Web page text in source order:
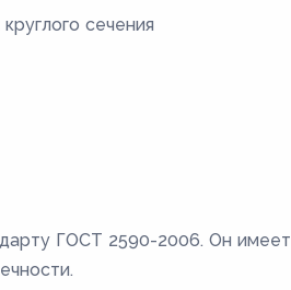
круглого сечения
ГОСТ 2590-2006. Он имеет